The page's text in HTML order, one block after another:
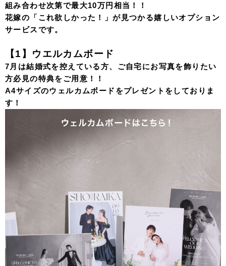
組み合わせ次第で最大10万円相当！！
花嫁の「これ欲しかった！」が見つかる嬉しいオプション
サービスです。
【1】ウエルカムボード
7月は結婚式を控えている方、ご自宅にお写真を飾りたい
方必見の特典をご用意！！
A4サイズのウェルカムボードをプレゼントをしておりま
す！